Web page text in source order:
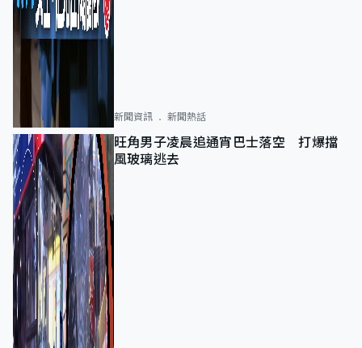
新聞資訊 新聞熱話
旺角男子凌晨追通宵巴士落空 打爆擋
風玻璃逃去